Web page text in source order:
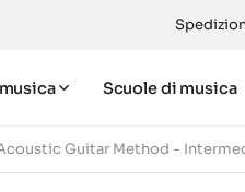
Scuole di musica
Guitar Method -